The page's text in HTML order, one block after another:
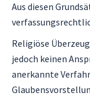
Aus diesen
Religiöse
jedoch keinen
anerkannte